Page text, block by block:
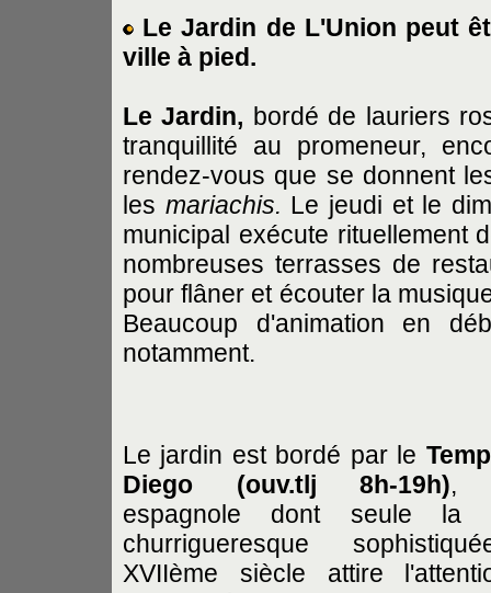
Le Jardin de L'Union peut
ville à pied.
Le Jardin, bordé de lauriers
tranquillité au promeneur,
rendez-vous que se donnent
les mariachis. Le jeudi et le
municipal exécute rituellement
nombreuses terrasses de
pour flâner et écouter la
Beaucoup d'animation en
notamment.
Le jardin est bordé par le
Diego
(ouv.tlj 8h-19h),
espagnole dont seule la
churrigueresque
XVIIème siècle attire